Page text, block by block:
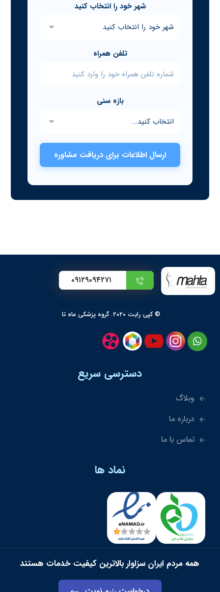
شهر خود را انتخاب کنید
تلفن همراه
بازه سنی
ارسال اطلاعات برای دریافت مشاوره
۰۹۱۲۹۰۹۴۲۷۱
© کپی رایت ۲۰۲۰. گروه پزشکی ماه تا
دسترسی سریع
وبلاگ
درباره ما
تماس با ما
نماد ها
همه مردم ایران سزاوار بالاترین کیفیت خدمات هستند